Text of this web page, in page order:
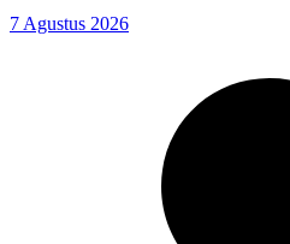
7 Agustus 2026